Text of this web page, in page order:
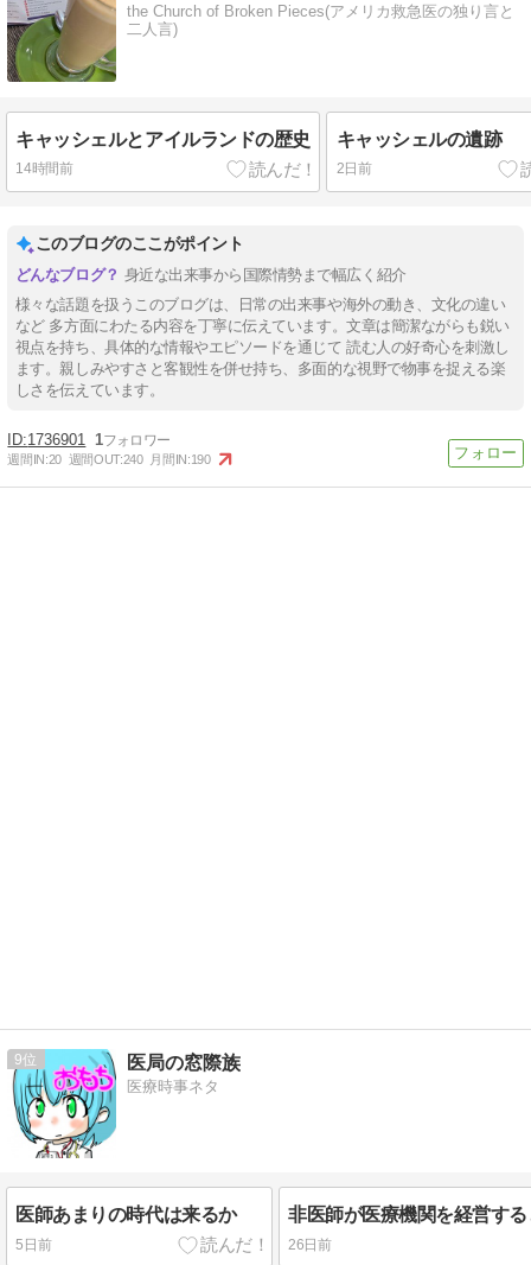
the Church of Broken Pieces(アメリカ救急医の独り言と
二人言)
キャッシェルとアイルランドの歴史
14時間前
キャッシェルの遺跡
2日前
このブログのここがポイント
身近な出来事から国際情勢まで幅広く紹介
様々な話題を扱うこのブログは、日常の出来事や海外の動き、文化の違い
など 多方面にわたる内容を丁寧に伝えています。文章は簡潔ながらも鋭い
視点を持ち、具体的な情報やエピソードを通じて 読む人の好奇心を刺激し
ます。親しみやすさと客観性を併せ持ち、多面的な視野で物事を捉える楽
しさを伝えています。
1736901 1
週間IN:20 週間OUT:240 月間IN:190
9 医局の窓際族
医療時事ネタ
医師あまりの時代は来るか
5日前 26日前